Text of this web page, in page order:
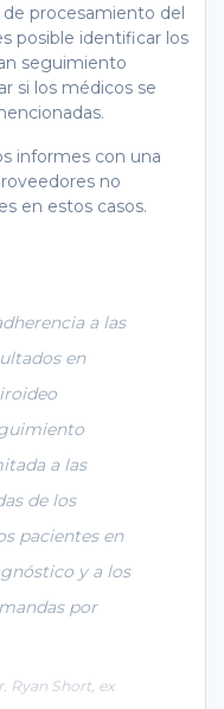
procesamiento del
posible identificar los
seguimiento
si los médicos se
informes con una
no
en estos casos.
a las
en
a las
de los
pacientes en
y a los
por
Ryan Short, ex